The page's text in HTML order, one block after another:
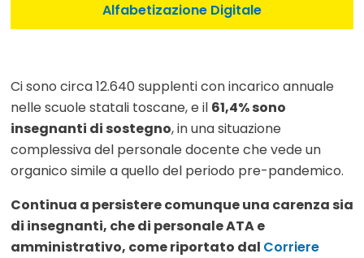
Alfabetizazione Digitale
Ci sono circa 12.640 supplenti con incarico annuale
nelle scuole statali toscane, e il 61,4% sono
insegnanti di sostegno, in una situazione
complessiva del personale docente che vede un
organico simile a quello del periodo pre-pandemico.
Continua a persistere comunque una carenza sia
di insegnanti, che di personale ATA e
amministrativo, come riportato dal Corriere